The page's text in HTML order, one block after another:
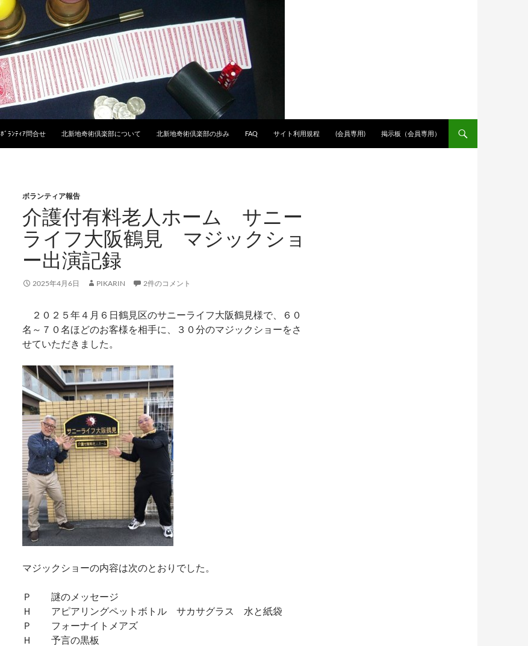
ﾎﾞﾗﾝﾃｨｱ問合せ 北新地奇術倶楽部について 北新地奇術倶楽部の歩み FAQ サイト利用規程 (会員専用) 掲示板（会員専用）
ボランティア報告
介護付有料老人ホーム サニー
ライフ大阪鶴見 マジックショ
ー出演記録
2025年4月6日 PIKARIN 2件のコメント
２０２５年４月６日鶴見区のサニーライフ大阪鶴見様で、６０
名～７０名ほどのお客様を相手に、３０分のマジックショーをさ
せていただきました。
マジックショーの内容は次のとおりでした。
Ｐ 謎のメッセージ
Ｈ アピアリングペットボトル サカサグラス 水と紙袋
Ｐ フォーナイトメアズ
Ｈ 予言の黒板